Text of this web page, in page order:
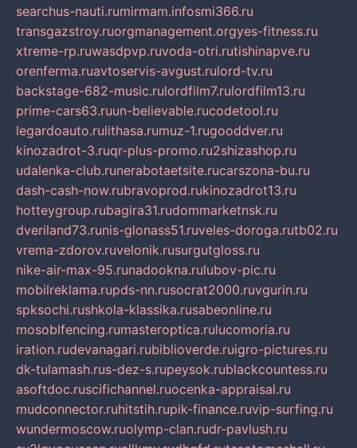
searchus-nauti.rumirmam.infosmi366.ru
transgazstroy.ruorgmanagement.orgyes-fitness.ru
xtreme-rp.ruwasdpvp.ruvoda-otri.rutishinapve.ru
orenferma.ruavtoservis-avgust.rulord-tv.ru
backstage-682-music.rulordfilm7.rulordfilm13.ru
prime-cars63.ruun-believable.rucodetool.ru
legardoauto.rulithasa.rumuz-1.rugooddver.ru
kinozadrot-3.ruqr-plus-promo.ru2shizashop.ru
udalenka-club.runerabotaetsite.rucarszona-bu.ru
dash-cash-now.rubravoprod.rukinozadrot13.ru
hotteygroup.rubagira31.rudommarketnsk.ru
dveriland73.runis-glonass51.ruveles-doroga.rutb02.ru
vrema-zdorov.ruvelonik.rusurgutgloss.ru
nike-air-max-95.runadookna.rulubov-pic.ru
mobilreklama.rupds-nn.rusocrat2000.ruvgurin.ru
spksochi.rushkola-klassika.rusabeonline.ru
mosoblfencing.rumasteroptica.rulucomoria.ru
iration.rudevanagari.rubiblioverde.ruigro-pictures.ru
dk-tulamash.rus-dez-s.rupeysok.rublackcountess.ru
asoftdoc.ruscifichannel.ruocenka-appraisal.ru
mudconnector.ruhitstih.rupik-finance.ruvip-surfing.ru
wundermoscow.ruolymp-clan.rudr-pavlush.ru